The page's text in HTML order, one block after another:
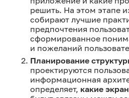
решить. На этом этапе
собирают лучшие
предпочтения
сформированное
и пожеланий
Планирование
проектируются
информационная
определяет, какие